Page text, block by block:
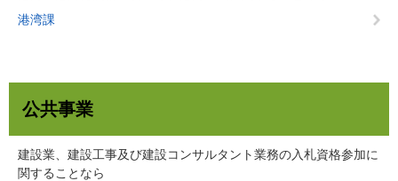
港湾課
公共事業
建設業、建設工事及び建設コンサルタント業務の入札資格参加に
関することなら